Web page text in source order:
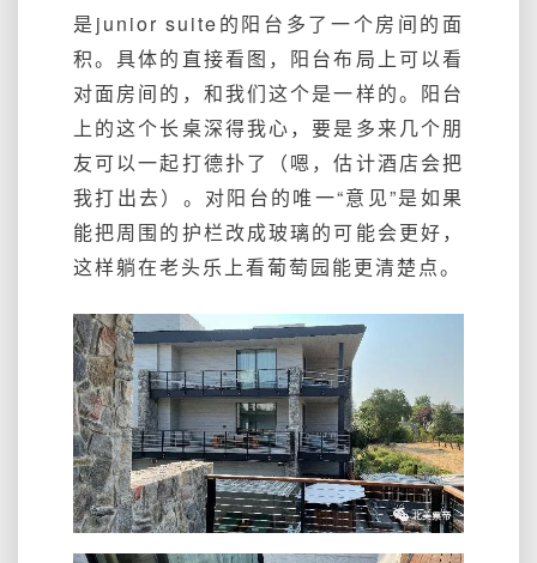
是junior suite的阳台多了一个房间的面
积。具体的直接看图，阳台布局上可以看
对面房间的，和我们这个是一样的。阳台
上的这个长桌深得我心，要是多来几个朋
友可以一起打德扑了（嗯，估计酒店会把
我打出去）。对阳台的唯一“意见”是如果
能把周围的护栏改成玻璃的可能会更好，
这样躺在老头乐上看葡萄园能更清楚点。